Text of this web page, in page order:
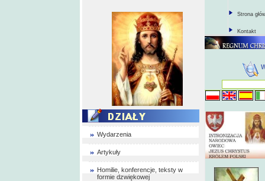
Wydarzenia
Artykuły
Homilie, konferencje, teksty w
formie dzwiękowej
Strona
Kontakt